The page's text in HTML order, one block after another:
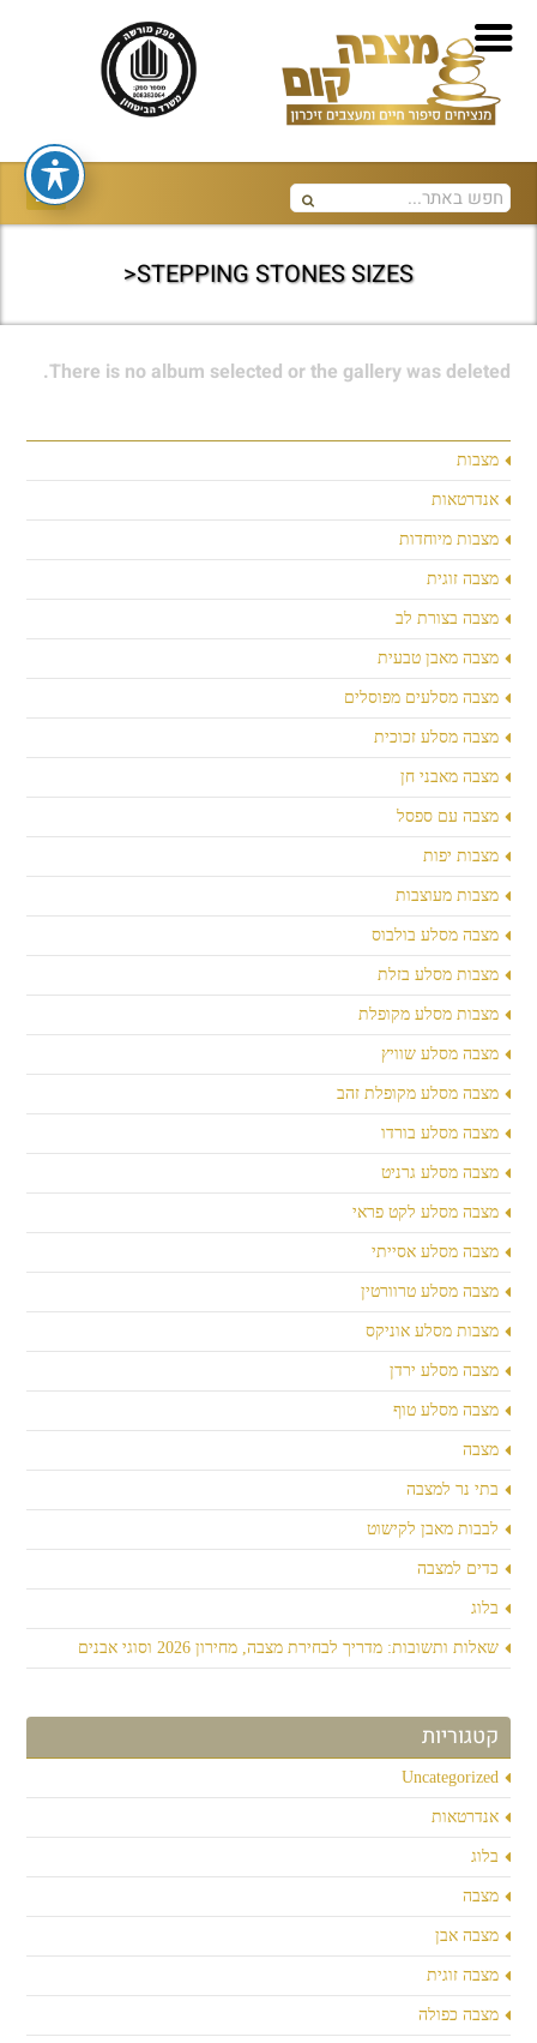
STEPPING STONES SIZES<
מצבות
אנדרטאות
מצבות מיוחדות
מצבה זוגית
מצבה בצורת לב
מצבה מאבן טבעית
מצבה מסלעים מפוסלים
מצבה מסלע זכוכית
מצבה מאבני חן
מצבה עם ספסל
מצבות יפות
מצבות מעוצבות
מצבה מסלע בולבוס
מצבות מסלע בזלת
מצבות מסלע מקופלת
מצבה מסלע שוויץ
מצבה מסלע מקופלת זהב
מצבה מסלע בורדו
מצבה מסלע גרניט
מצבה מסלע לקט פראי
מצבה מסלע אסייתי
מצבה מסלע טרוורטין
מצבות מסלע אוניקס
מצבה מסלע ירדן
מצבה מסלע טוף
מצבה
בתי נר למצבה
לבבות מאבן לקישוט
כדים למצבה
בלוג
שאלות ותשובות: מדריך לבחירת מצבה, מחירון 2026 וסוגי אבנים
קטגוריות
Uncategorized
אנדרטאות
בלוג
מצבה
מצבה אבן
מצבה זוגית
מצבה כפולה
There is no album selected or the gallery was deleted.